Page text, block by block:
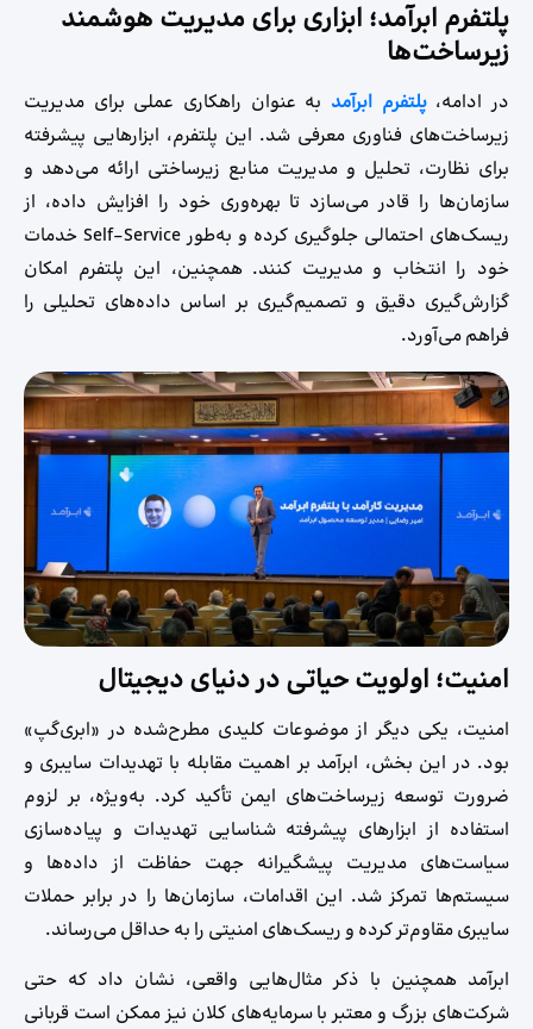
پلتفرم ابرآمد؛ ابزاری برای مدیریت هوشمند
زیرساخت‌ها
در ادامه،پلتفرم ابرآمد به‌ عنوان راهکاری عملی برای مدیریت
زیرساخت‌های فناوری معرفی شد. این پلتفرم، ابزارهایی پیشرفته
برای نظارت، تحلیل و مدیریت منابع زیرساختی ارائه می‌دهد و
سازمان‌ها را قادر می‌سازد تا بهره‌وری خود را افزایش داده، از
ریسک‌های احتمالی جلوگیری کرده و به‌طور Self-Service خدمات
خود را انتخاب و مدیریت کنند. همچنین، این پلتفرم امکان
گزارش‌گیری دقیق و تصمیم‌گیری بر اساس داده‌های تحلیلی را
فراهم می‌آورد.
امنیت؛ اولویت حیاتی در دنیای دیجیتال
امنیت، یکی دیگر از موضوعات کلیدی مطرح‌شده در «ابری‌گپ»
بود. در این بخش، ابرآمد بر اهمیت مقابله با تهدیدات سایبری و
ضرورت توسعه زیرساخت‌های ایمن تأکید کرد. به‌ویژه، بر لزوم
استفاده از ابزارهای پیشرفته شناسایی تهدیدات و پیاده‌سازی
سیاست‌های مدیریت پیشگیرانه جهت حفاظت از داده‌ها و
سیستم‌ها تمرکز شد. این اقدامات، سازمان‌ها را در برابر حملات
سایبری مقاوم‌تر کرده و ریسک‌های امنیتی را به حداقل می‌رساند.
ابرآمد همچنین با ذکر مثال‌هایی واقعی، نشان داد که حتی
شرکت‌های بزرگ و معتبر با سرمایه‌های کلان نیز ممکن است قربانی